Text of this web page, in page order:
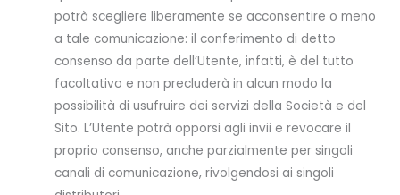
potrà scegliere liberamente se acconsentire o meno
a tale comunicazione: il conferimento di detto
consenso da parte dell’Utente, infatti, è del tutto
facoltativo e non precluderà in alcun modo la
possibilità di usufruire dei servizi della Società e del
Sito. L’Utente potrà opporsi agli invii e revocare il
proprio consenso, anche parzialmente per singoli
canali di comunicazione, rivolgendosi ai singoli